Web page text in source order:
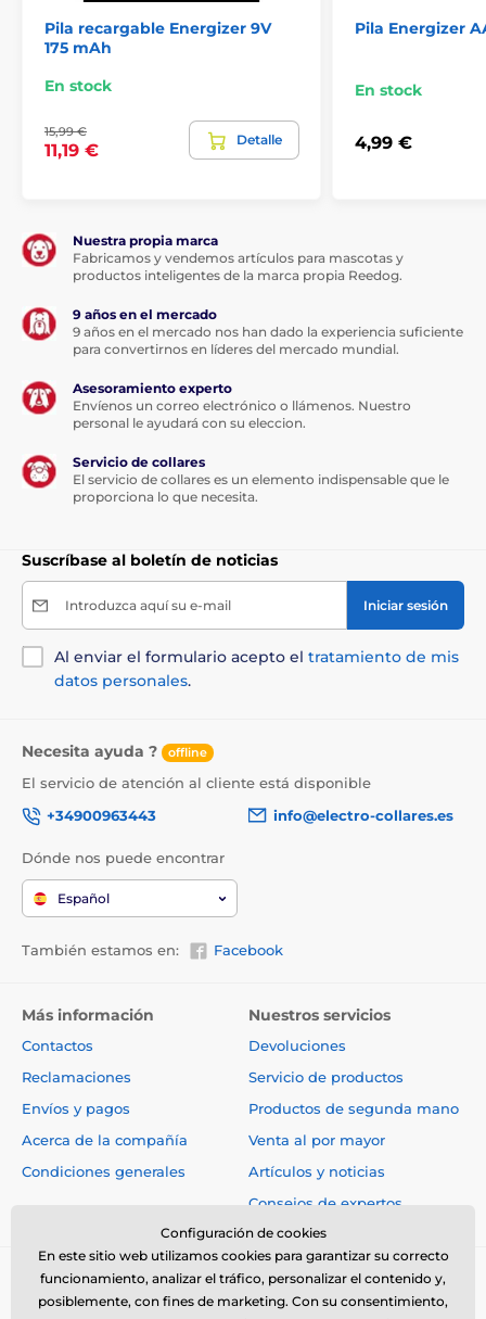
Pila recargable Energizer 9V
175 mAh
En stock
15,99 €
11,19 €
Detalle
Pila Energizer
En stock
4,99 €
Nuestra propia marca
Fabricamos y vendemos artículos para mascotas y
productos inteligentes de la marca propia Reedog.
9 años en el mercado
9 años en el mercado nos han dado la experiencia suficiente
para convertirnos en líderes del mercado mundial.
Asesoramiento experto
Envíenos un correo electrónico o llámenos. Nuestro
personal le ayudará con su eleccion.
Servicio de collares
El servicio de collares es un elemento indispensable que le
proporciona lo que necesita.
Suscríbase al boletín de noticias
Introduzca aquí su e-mail Iniciar sesión
Al enviar el formulario acepto el tratamiento de mis
datos personales.
Necesita ayuda ? offline
El servicio de atención al cliente está disponible
+34900963443
info@electro-collares.es
Dónde nos puede encontrar
Español
También estamos en: Facebook
Más información
Contactos
Reclamaciones
Envíos y pagos
Acerca de la compañía
Condiciones generales
Nuestros servicios
Devoluciones
Servicio de productos
Productos de segunda mano
Venta al por mayor
Artículos y noticias
Consejos de expertos
Configuración de cookies
En este sitio web utilizamos cookies para garantizar su correcto
funcionamiento, analizar el tráfico, personalizar el contenido y,
posiblemente, con fines de marketing. Con su consentimiento,